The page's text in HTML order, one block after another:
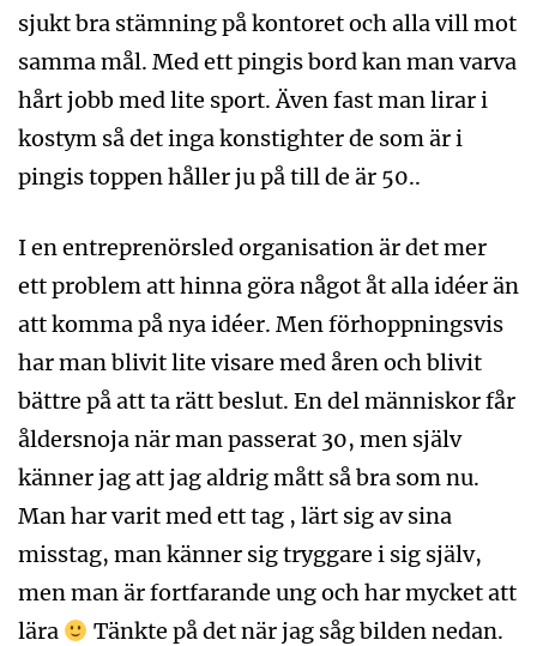
sjukt bra stämning på kontoret och alla vill mot
samma mål. Med ett pingis bord kan man varva
hårt jobb med lite sport. Även fast man lirar i
kostym så det inga konstighter de som är i
pingis toppen håller ju på till de är 50..
I en entreprenörsled organisation är det mer
ett problem att hinna göra något åt alla idéer än
att komma på nya idéer. Men förhoppningsvis
har man blivit lite visare med åren och blivit
bättre på att ta rätt beslut. En del människor får
åldersnoja när man passerat 30, men själv
känner jag att jag aldrig mått så bra som nu.
Man har varit med ett tag , lärt sig av sina
misstag, man känner sig tryggare i sig själv,
men man är fortfarande ung och har mycket att
lära
Tänkte på det när jag såg bilden nedan.